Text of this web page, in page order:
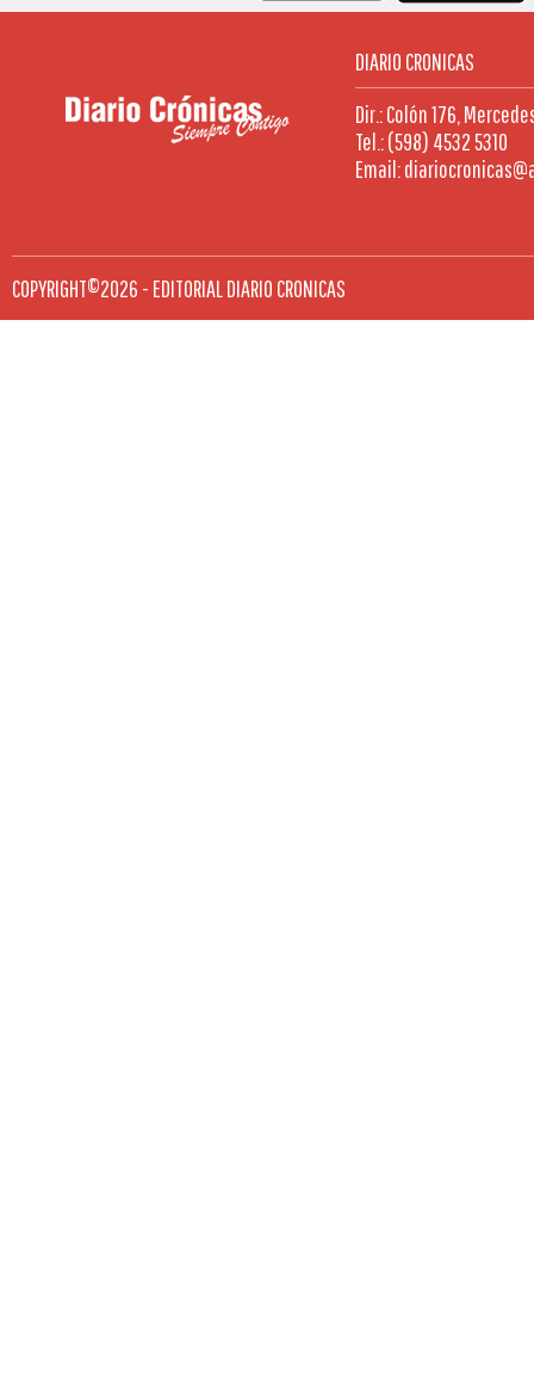
DIARIO CRONICAS
Dir.: Colón 176,
Tel.: (598) 4532 5310
Email:
COPYRIGHT©2026 - EDITORIAL DIARIO CRONICAS